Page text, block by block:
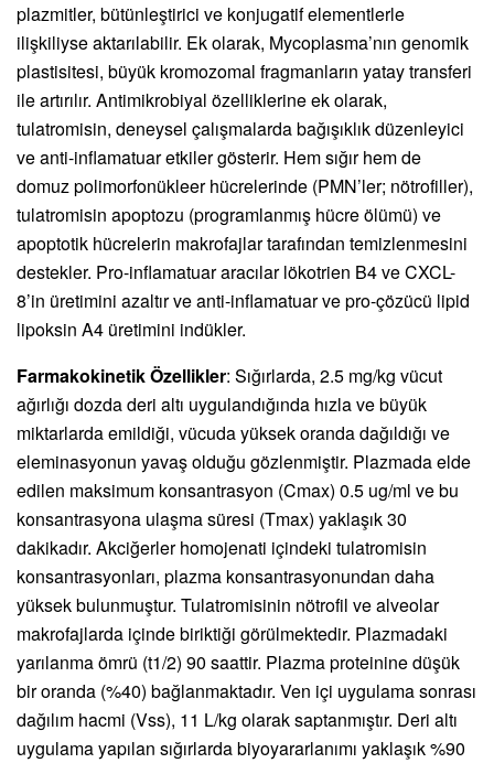
plazmitler, bütünleştirici ve konjugatif elementlerle
ilişkiliyse aktarılabilir. Ek olarak, Mycoplasma’nın genomik
plastisitesi, büyük kromozomal fragmanların yatay transferi
ile artırılır. Antimikrobiyal özelliklerine ek olarak,
tulatromisin, deneysel çalışmalarda bağışıklık düzenleyici
ve anti-inflamatuar etkiler gösterir. Hem sığır hem de
domuz polimorfonükleer hücrelerinde (PMN’ler; nötrofiller),
tulatromisin apoptozu (programlanmış hücre ölümü) ve
apoptotik hücrelerin makrofajlar tarafından temizlenmesini
destekler. Pro-inflamatuar aracılar lökotrien B4 ve CXCL-
8’in üretimini azaltır ve anti-inflamatuar ve pro-çözücü lipid
lipoksin A4 üretimini indükler.
Farmakokinetik Özellikler: Sığırlarda, 2.5 mg/kg vücut
ağırlığı dozda deri altı uygulandığında hızla ve büyük
miktarlarda emildiği, vücuda yüksek oranda dağıldığı ve
eleminasyonun yavaş olduğu gözlenmiştir. Plazmada elde
edilen maksimum konsantrasyon (Cmax) 0.5 ug/ml ve bu
konsantrasyona ulaşma süresi (Tmax) yaklaşık 30
dakikadır. Akciğerler homojenati içindeki tulatromisin
konsantrasyonları, plazma konsantrasyonundan daha
yüksek bulunmuştur. Tulatromisinin nötrofil ve alveolar
makrofajlarda içinde biriktiği görülmektedir. Plazmadaki
yarılanma ömrü (t1/2) 90 saattir. Plazma proteinine düşük
bir oranda (%40) bağlanmaktadır. Ven içi uygulama sonrası
dağılım hacmi (Vss), 11 L/kg olarak saptanmıştır. Deri altı
uygulama yapılan sığırlarda biyoyararlanımı yaklaşık %90